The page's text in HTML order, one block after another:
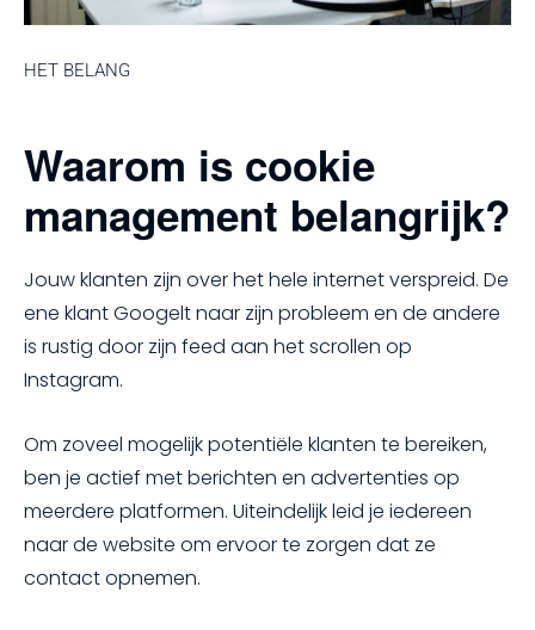
HET BELANG
Waarom is cookie
management belangrijk?
Jouw klanten zijn over het hele internet verspreid. De
ene klant Googelt naar zijn probleem en de andere
is rustig door zijn feed aan het scrollen op
Instagram.
Om zoveel mogelijk potentiële klanten te bereiken,
ben je actief met berichten en advertenties op
meerdere platformen. Uiteindelijk leid je iedereen
naar de website om ervoor te zorgen dat ze
contact opnemen.